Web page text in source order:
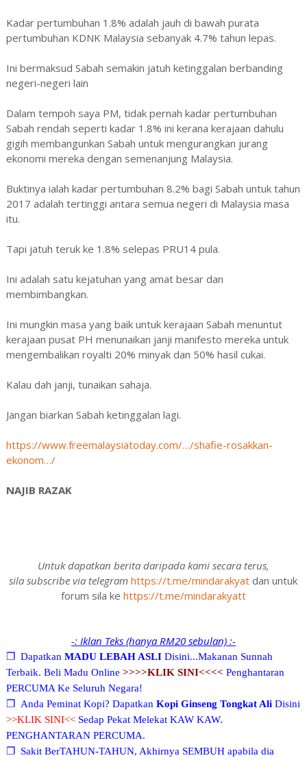
Kadar pertumbuhan 1.8% adalah jauh di bawah purata
pertumbuhan KDNK Malaysia sebanyak 4.7% tahun lepas.
Ini bermaksud Sabah semakin jatuh ketinggalan berbanding
negeri-negeri lain
Dalam tempoh saya PM, tidak pernah kadar pertumbuhan
Sabah rendah seperti kadar 1.8% ini kerana kerajaan dahulu
gigih membangunkan Sabah untuk mengurangkan jurang
ekonomi mereka dengan semenanjung Malaysia.
Buktinya ialah kadar pertumbuhan 8.2% bagi Sabah untuk tahun
2017 adalah tertinggi antara semua negeri di Malaysia masa
itu.
Tapi jatuh teruk ke 1.8% selepas PRU14 pula.
Ini adalah satu kejatuhan yang amat besar dan
membimbangkan.
Ini mungkin masa yang baik untuk kerajaan Sabah menuntut
kerajaan pusat PH menunaikan janji manifesto mereka untuk
mengembalikan royalti 20% minyak dan 50% hasil cukai.
Kalau dah janji, tunaikan sahaja.
Jangan biarkan Sabah ketinggalan lagi.
https://www.freemalaysiatoday.com/…/shafie-rosakkan-
ekonom…/
NAJIB RAZAK
Untuk dapatkan berita daripada kami secara terus,
sila subscribe via telegram https://t.me/mindarakyat dan untuk
forum sila ke https://t.me/mindarakyatt
-: Iklan Teks (hanya RM20 sebulan) :-
❐ Dapatkan MADU LEBAH ASLIDisini...Makanan Sunnah
Terbaik. Beli Madu Online >>>>KLIK SINI<<<< Penghantaran
PERCUMA Ke Seluruh Negara!
❐ Anda Peminat Kopi? Dapatkan Kopi Ginseng Tongkat AliDisini
>>KLIK SINI<<Sedap Pekat Melekat KAW KAW.
PENGHANTARAN PERCUMA.
❐ Sakit BerTAHUN-TAHUN, Akhirnya SEMBUH apabila dia